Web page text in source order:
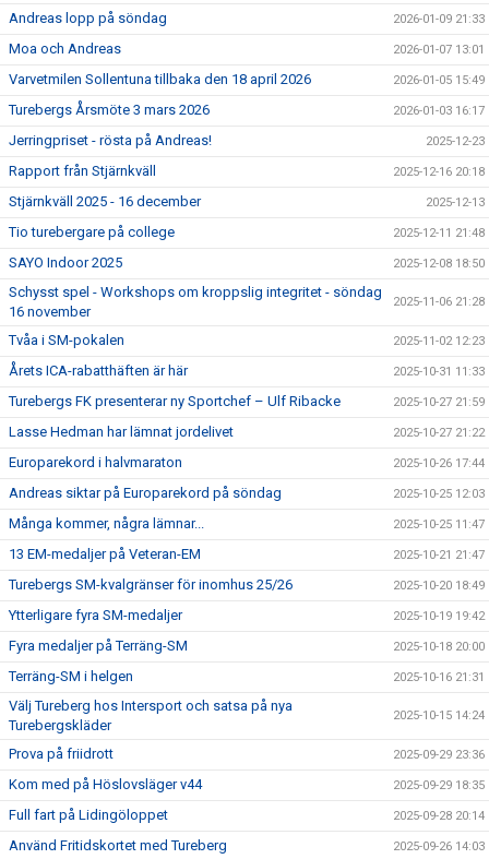
Andreas lopp på söndag 2026-01-09 21:33
Moa och Andreas 2026-01-07 13:01
Varvetmilen Sollentuna tillbaka den 18 april 2026 2026-01-05 15:49
Turebergs Årsmöte 3 mars 2026 2026-01-03 16:17
Jerringpriset - rösta på Andreas! 2025-12-23
Rapport från Stjärnkväll 2025-12-16 20:18
Stjärnkväll 2025 - 16 december 2025-12-13
Tio turebergare på college 2025-12-11 21:48
SAYO Indoor 2025 2025-12-08 18:50
Schysst spel - Workshops om kroppslig integritet - söndag
16 november
2025-11-06 21:28
Tvåa i SM-pokalen 2025-11-02 12:23
Årets ICA-rabatthäften är här 2025-10-31 11:33
Turebergs FK presenterar ny Sportchef – Ulf Ribacke 2025-10-27 21:59
Lasse Hedman har lämnat jordelivet 2025-10-27 21:22
Europarekord i halvmaraton 2025-10-26 17:44
Andreas siktar på Europarekord på söndag 2025-10-25 12:03
Många kommer, några lämnar... 2025-10-25 11:47
13 EM-medaljer på Veteran-EM 2025-10-21 21:47
Turebergs SM-kvalgränser för inomhus 25/26 2025-10-20 18:49
Ytterligare fyra SM-medaljer 2025-10-19 19:42
Fyra medaljer på Terräng-SM 2025-10-18 20:00
Terräng-SM i helgen 2025-10-16 21:31
Välj Tureberg hos Intersport och satsa på nya
Turebergskläder
2025-10-15 14:24
Prova på friidrott 2025-09-29 23:36
Kom med på Höslovsläger v44 2025-09-29 18:35
Full fart på Lidingöloppet 2025-09-28 20:14
Använd Fritidskortet med Tureberg 2025-09-26 14:03